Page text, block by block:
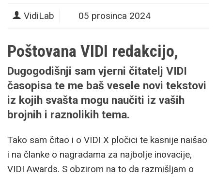
VidiLab 05 prosinca 2024
Poštovana VIDI redakcijo,
Dugogodišnji sam vjerni čitatelj VIDI
časopisa te me baš vesele novi tekstovi
iz kojih svašta mogu naučiti iz vaših
brojnih i raznolikih tema.
Tako sam čitao i o VIDI X pločici te kasnije naišao
i na članke o nagradama za najbolje inovacije,
VIDI Awards. S obzirom na to da razmišljam o